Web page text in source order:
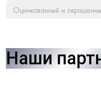
Оцинкованный и
Наши